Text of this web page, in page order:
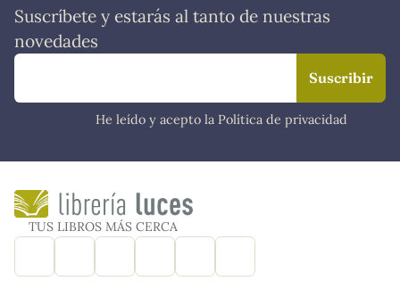
Suscríbete y estarás al tanto de nuestras
novedades
He leído y acepto la Política de privacidad
TUS LIBROS MÁS CERCA